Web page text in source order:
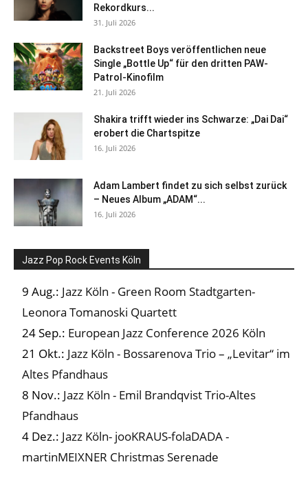
Rekordkurs...
31. Juli 2026
Backstreet Boys veröffentlichen neue
Single „Bottle Up“ für den dritten PAW-
Patrol-Kinofilm
21. Juli 2026
Shakira trifft wieder ins Schwarze: „Dai Dai“
erobert die Chartspitze
16. Juli 2026
Adam Lambert findet zu sich selbst zurück
– Neues Album „ADAM“...
16. Juli 2026
Jazz Pop Rock Events Köln
9 Aug.: Jazz Köln - Green Room Stadtgarten-
Leonora Tomanoski Quartett
24 Sep.: European Jazz Conference 2026 Köln
21 Okt.: Jazz Köln - Bossarenova Trio – „Levitar“ im
Altes Pfandhaus
8 Nov.: Jazz Köln - Emil Brandqvist Trio-Altes
Pfandhaus
4 Dez.: Jazz Köln- jooKRAUS-folaDADA -
martinMEIXNER Christmas Serenade